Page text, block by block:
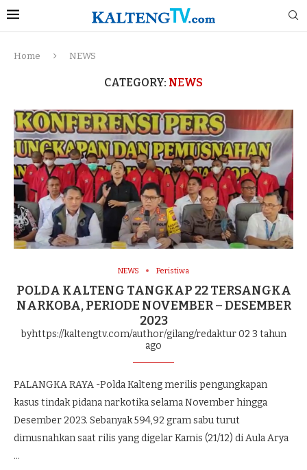
Home NEWS
CATEGORY: NEWS
NEWS Peristiwa
POLDA KALTENG TANGKAP 22 TERSANGKA
NARKOBA, PERIODE NOVEMBER – DESEMBER
2023
byhttps://kaltengtv.com/author/gilang/redaktur 02 3 tahun
ago
PALANGKA RAYA -Polda Kalteng merilis pengungkapan
kasus tindak pidana narkotika selama November hingga
Desember 2023. Sebanyak 594,92 gram sabu turut
dimusnahkan saat rilis yang digelar Kamis (21/12) di Aula Arya
…